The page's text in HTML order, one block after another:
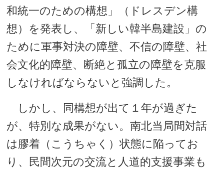
和統一のための構想」（ドレスデン構
想）を発表し、「新しい韓半島建設」の
ために軍事対決の障壁、不信の障壁、社
会文化的障壁、断絶と孤立の障壁を克服
しなければならないと強調した。
しかし、同構想が出て１年が過ぎた
が、特別な成果がない。南北当局間対話
は膠着（こうちゃく）状態に陥ってお
り、民間次元の交流と人道的支援事業も